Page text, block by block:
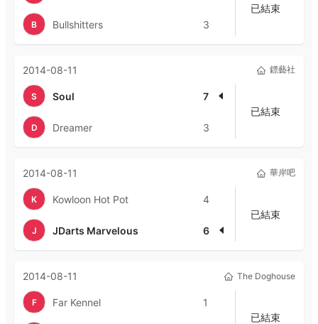
B Bullshitters 3
已結束
2014-08-11 鏢藝社
S Soul 7
D Dreamer 3
已結束
2014-08-11 華岸吧
K Kowloon Hot Pot 4
J JDarts Marvelous 6
已結束
2014-08-11 The Doghouse
F Far Kennel 1
已結束